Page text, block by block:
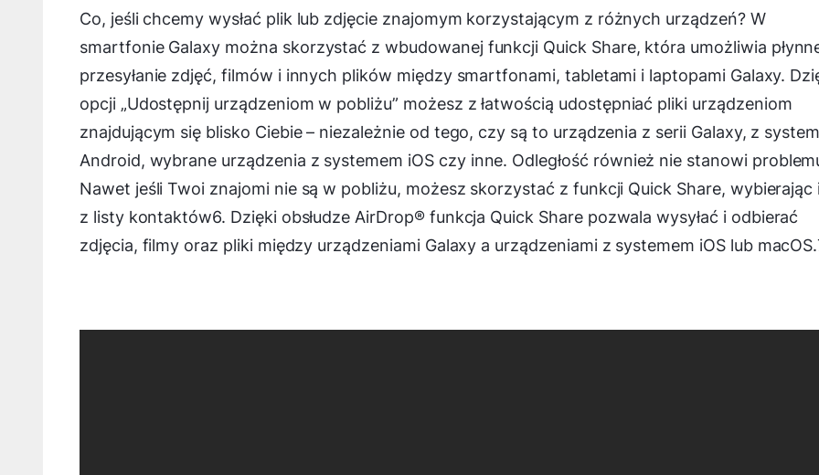
Co, jeśli chcemy wysłać plik lub zdjęcie znajomym korzystającym z różnych urządzeń? W
smartfonie Galaxy można skorzystać z wbudowanej funkcji Quick Share, która umożliwia
przesyłanie zdjęć, filmów i innych plików między smartfonami, tabletami i laptopami Galaxy.
opcji „Udostępnij urządzeniom w pobliżu” możesz z łatwością udostępniać pliki urządzeniom
znajdującym się blisko Ciebie – niezależnie od tego, czy są to urządzenia z serii Galaxy, z
Android, wybrane urządzenia z systemem iOS czy inne. Odległość również nie stanowi
Nawet jeśli Twoi znajomi nie są w pobliżu, możesz skorzystać z funkcji Quick Share, wybierając
z listy kontaktów6. Dzięki obsłudze AirDrop® funkcja Quick Share pozwala wysyłać i odbierać
zdjęcia, filmy oraz pliki między urządzeniami Galaxy a urządzeniami z systemem iOS lub